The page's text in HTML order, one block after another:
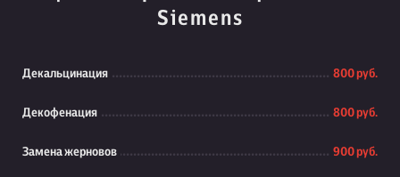
Siemens
Декальцинация 800 руб.
Декофенация 800 руб.
Замена жерновов 900 руб.